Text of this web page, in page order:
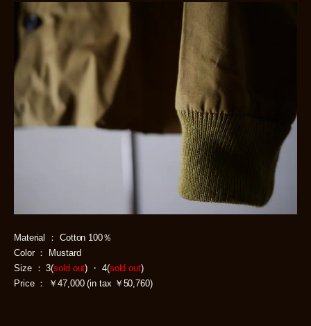
Material ： Cotton 100％
Color ： Mustard
Size ： 3(sold out) ・ 4(sold out)
Price ： ￥47,000 (in tax ￥50,760)